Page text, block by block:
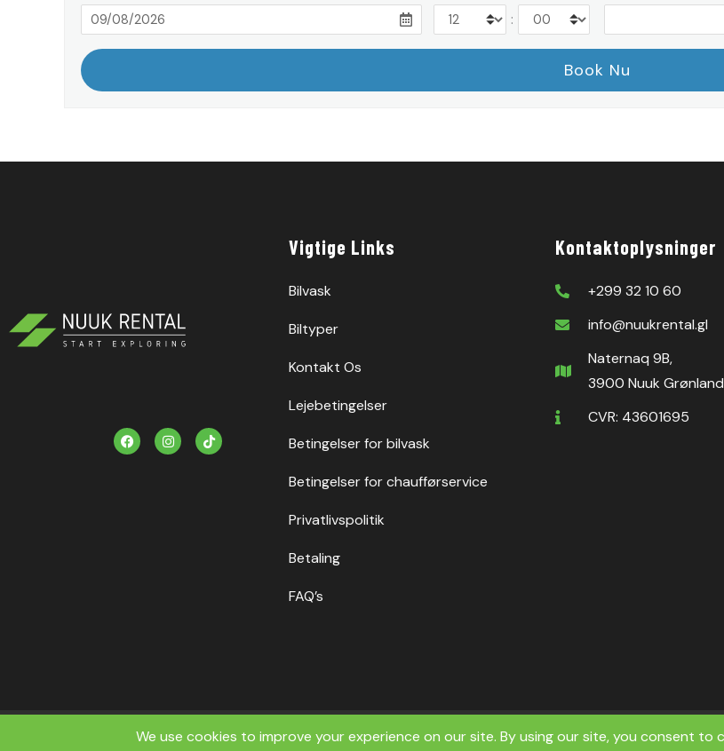
:
F
a
c
I
n
s
T
i
k
Vigtige Links
Bilvask
Biltyper
Kontakt Os
Lejebetingelser
Betingelser for bilvask
Betingelser for chaufførservice
Privatlivspolitik
Betaling
FAQ’s
Kontaktoplysninger
+299 32 10 60
info@nuukrental.gl
Naternaq 9B,
3900 Nuuk Grønland
CVR: 43601695
Copyright ©2026 Nuuk Rental ApS | All Rights Reserved.